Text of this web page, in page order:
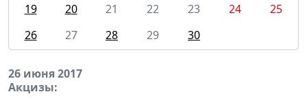
19
20 21 22 23 24
25
26
27 28 29 30
26 июня 2017
Акцизы: